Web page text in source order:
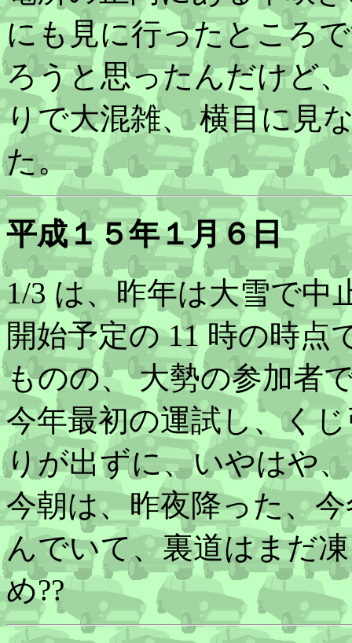
にも見に行ったところ
ろうと思ったんだけど
りで大混雑、 横目に見
た。
平成１５年１月６日
1/3 は、昨年は大雪で中
開始予定の 11 時の時点
ものの、 大勢の参加者
今年最初の運試し、く
りが出ずに、いやはや
今朝は、昨夜降った、
んでいて、裏道はまだ
め??